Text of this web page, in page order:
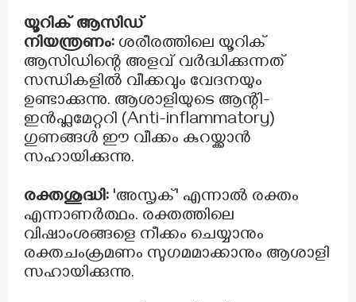
യൂറിക് ആസിഡ്
നിയന്ത്രണം: ശരീരത്തിലെ യൂറിക്
ആസിഡിന്റെ അളവ് വർദ്ധിക്കുന്നത്
സന്ധികളിൽ വീക്കവും വേദനയും
ഉണ്ടാക്കുന്നു. ആശാളിയുടെ ആന്റി-
ഇൻഫ്ലമേറ്ററി (Anti-inflammatory)
ഗുണങ്ങൾ ഈ വീക്കം കുറയ്ക്കാൻ
സഹായിക്കുന്നു.
രക്തശുദ്ധി: 'അസൃക്' എന്നാൽ രക്തം
എന്നാണർത്ഥം. രക്തത്തിലെ
വിഷാംശങ്ങളെ നീക്കം ചെയ്യാനും
രക്തചംക്രമണം സുഗമമാക്കാനും ആശാളി
സഹായിക്കുന്നു.